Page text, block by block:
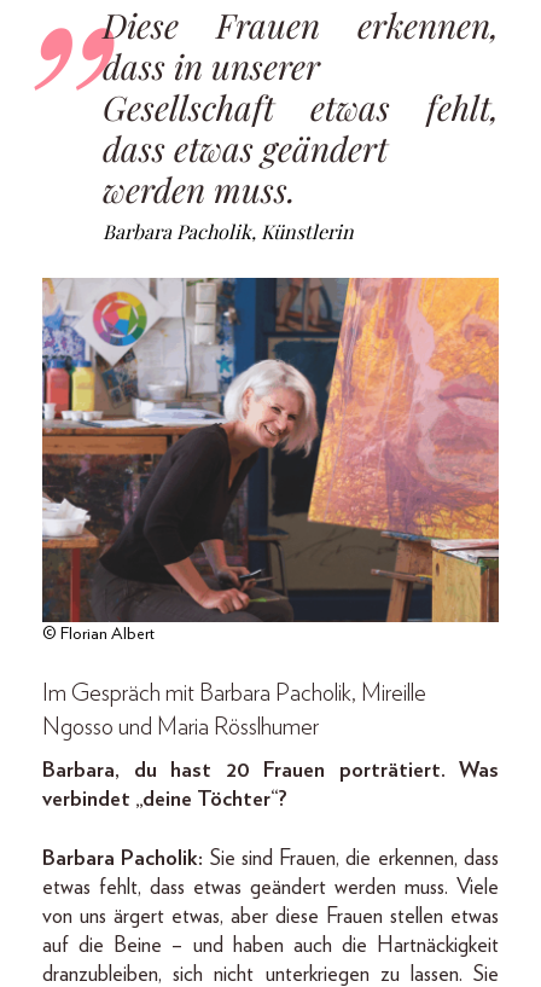
Diese Frauen erkennen,
dass in unserer
Gesellschaft etwas fehlt,
dass etwas geändert
werden muss.
Barbara Pacholik, Künstlerin
© Florian Albert
Im Gespräch mit Barbara Pacholik, Mireille
Ngosso und Maria Rösslhumer
Barbara, du hast 20 Frauen porträtiert. Was
verbindet „deine Töchter“?
Barbara Pacholik: Sie sind Frauen, die erkennen, dass
etwas fehlt, dass etwas geändert werden muss. Viele
von uns ärgert etwas, aber diese Frauen stellen etwas
auf die Beine – und haben auch die Hartnäckigkeit
dranzubleiben, sich nicht unterkriegen zu lassen. Sie